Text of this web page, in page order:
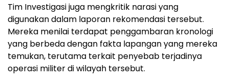
Tim Investigasi juga mengkritik narasi yang
digunakan dalam laporan rekomendasi tersebut.
Mereka menilai terdapat penggambaran kronologi
yang berbeda dengan fakta lapangan yang mereka
temukan, terutama terkait penyebab terjadinya
operasi militer di wilayah tersebut.